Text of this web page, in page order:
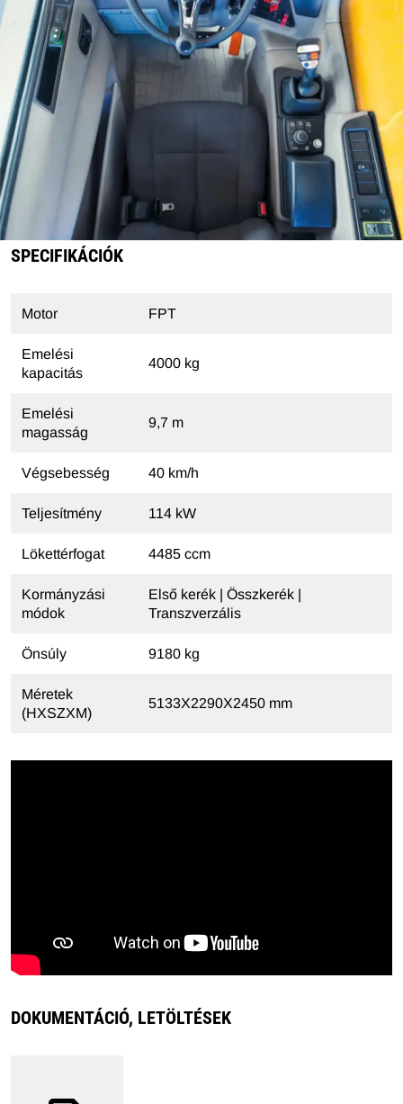
SPECIFIKÁCIÓK
Motor FPT
Emelési
kapacitás
4000 kg
Emelési
magasság
9,7 m
Végsebesség 40 km/h
Teljesítmény 114 kW
Lökettérfogat 4485 ccm
Kormányzási
módok
Első kerék | Összkerék |
Transzverzális
Önsúly 9180 kg
Méretek
(HXSZXM)
5133X2290X2450 mm
DOKUMENTÁCIÓ, LETÖLTÉSEK